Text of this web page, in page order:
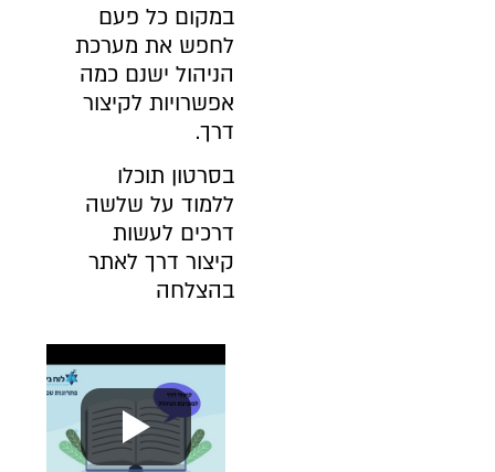
במקום כל פעם
לחפש את מערכת
הניהול ישנם כמה
אפשרויות לקיצור
דרך.
בסרטון תוכלו
ללמוד על שלשה
דרכים לעשות
קיצור דרך לאתר
בהצלחה